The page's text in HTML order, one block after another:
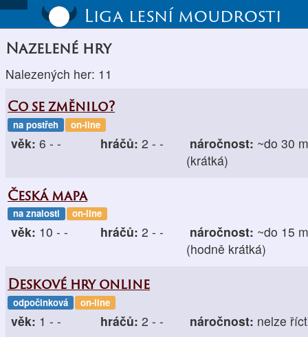
Liga lesní moudrosti
Nazelené hry
Nalezených her: 11
Co se změnilo?
na postřeh on-line
věk: 6 - - hráčů: 2 - - náročnost: ~do 30
(krátká)
Česká mapa
na znalosti on-line
věk: 10 - - hráčů: 2 - - náročnost: ~do 15
(hodně krátká)
Deskové hry online
odpočinková on-line
věk: 1 - - hráčů: 2 - - náročnost: nelze říct